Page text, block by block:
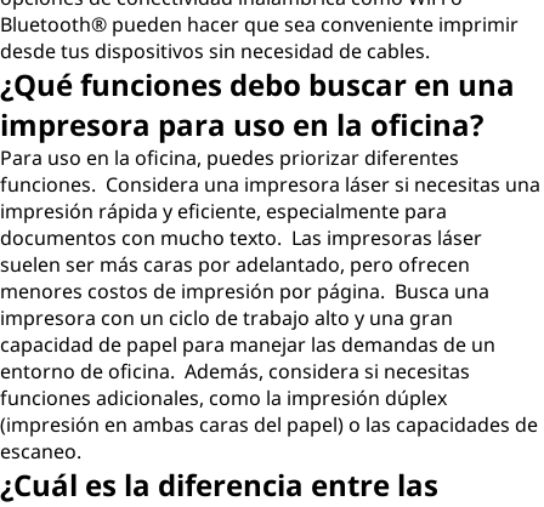
Bluetooth® pueden hacer que sea conveniente imprimir
desde tus dispositivos sin necesidad de cables.
¿Qué funciones debo buscar en una
impresora para uso en la oficina?
Para uso en la oficina, puedes priorizar diferentes
funciones. Considera una impresora láser si necesitas una
impresión rápida y eficiente, especialmente para
documentos con mucho texto. Las impresoras láser
suelen ser más caras por adelantado, pero ofrecen
menores costos de impresión por página. Busca una
impresora con un ciclo de trabajo alto y una gran
capacidad de papel para manejar las demandas de un
entorno de oficina. Además, considera si necesitas
funciones adicionales, como la impresión dúplex
(impresión en ambas caras del papel) o las capacidades de
escaneo.
¿Cuál es la diferencia entre las